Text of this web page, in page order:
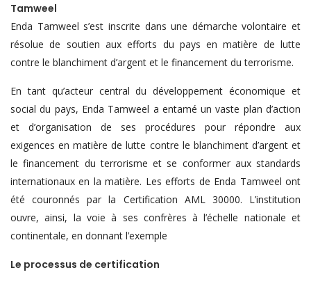
Tamweel
Enda Tamweel s’est inscrite dans une démarche volontaire et
résolue de soutien aux efforts du pays en matière de lutte
contre le blanchiment d’argent et le financement du terrorisme.
En tant qu’acteur central du développement économique et
social du pays, Enda Tamweel a entamé un vaste plan d’action
et d’organisation de ses procédures pour répondre aux
exigences en matière de lutte contre le blanchiment d’argent et
le financement du terrorisme et se conformer aux standards
internationaux en la matière. Les efforts de Enda Tamweel ont
été couronnés par la Certification AML 30000. L’institution
ouvre, ainsi, la voie à ses confrères à l’échelle nationale et
continentale, en donnant l’exemple
Le processus de certification